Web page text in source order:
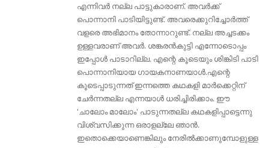
എന്നിവര്‍ നല്ല പാട്ടുകാരാണ്. അവര്‍ക്ക്
പൊന്നാനി പാടിയിട്ടുണ്ട്. അവരെക്കുറിച്ചോർത്ത്
വളരെ അഭിമാനം തോന്നാറുണ്ട്. നല്ല അച്ചടക്കം
ഉള്ളവരാണ് അവർ. ശങ്കരൻകുട്ടി എന്നോടൊപ്പം
ഇപ്പോൾ പാടാറില്ല. എന്റെ കൂടെയും ശിങ്കിടി പാടി
പൊന്നാനിയായ ഗായകനാണയാൾ.എന്റെ
കൂടെപ്പാടുന്നത് ഇന്നത്തെ കഥകളി മാർക്കെറ്റിന്
ചേർന്നതല്ല എന്നയാൾ ധരിച്ചിരിക്കാം. ഈ
'ചാലോം മാലോം' പാടുന്നതല്ല കഥകളിപ്പാട്ടെന്നു
വിശ്വസിക്കുന്ന ഒരാളല്ലേ ഞാൻ.
ഇതൊക്കെയാണെങ്കിലും നേരിൽക്കാണുമ്പോളുള്ള